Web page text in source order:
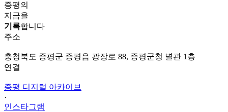
증평의
지금을
기록합니다
주소
충청북도 증평군 증평읍 광장로 88, 증평군청 별관 1층
연결
증평 디지털 아카이브
·
인스타그램